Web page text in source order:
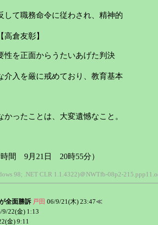
て職務命令に従わされ、精神的
倉友彰】
を正面からうたいあげた判決
入を厳に戒めており、教育基本
ったことは、大変遺憾なこと。
間 9月21日 20時55分）
98; .NET CLR 1.1.4322)＠NWTfb-08p2-
全面勝訴 戸田 06/9/21(木) 23:47≪
9/22(金) 1:13
金) 9:11